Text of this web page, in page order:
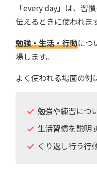
「every day」は、習
伝えるときに使われま
勉強・生活・行動につ
場します。
よく使われる場面の例
勉強や練習につ
生活習慣を説明
くり返し行う行